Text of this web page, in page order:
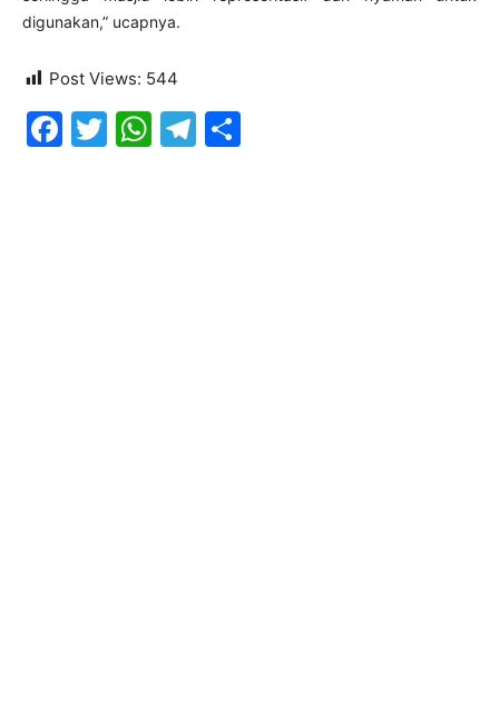
digunakan,” ucapnya.
Post Views: 544
Facebook
Twitter
WhatsApp
Telegram